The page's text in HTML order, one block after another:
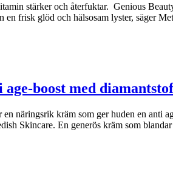
stärker och återfuktar. Genious
en frisk glöd och hälsosam lyster, säger
boost med
näringsrik kräm som ger huden en
Skincare. En generös kräm som